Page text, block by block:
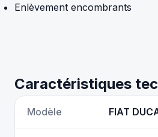
Enlèvement encombrants
Caractéristiques
Modèle FIAT